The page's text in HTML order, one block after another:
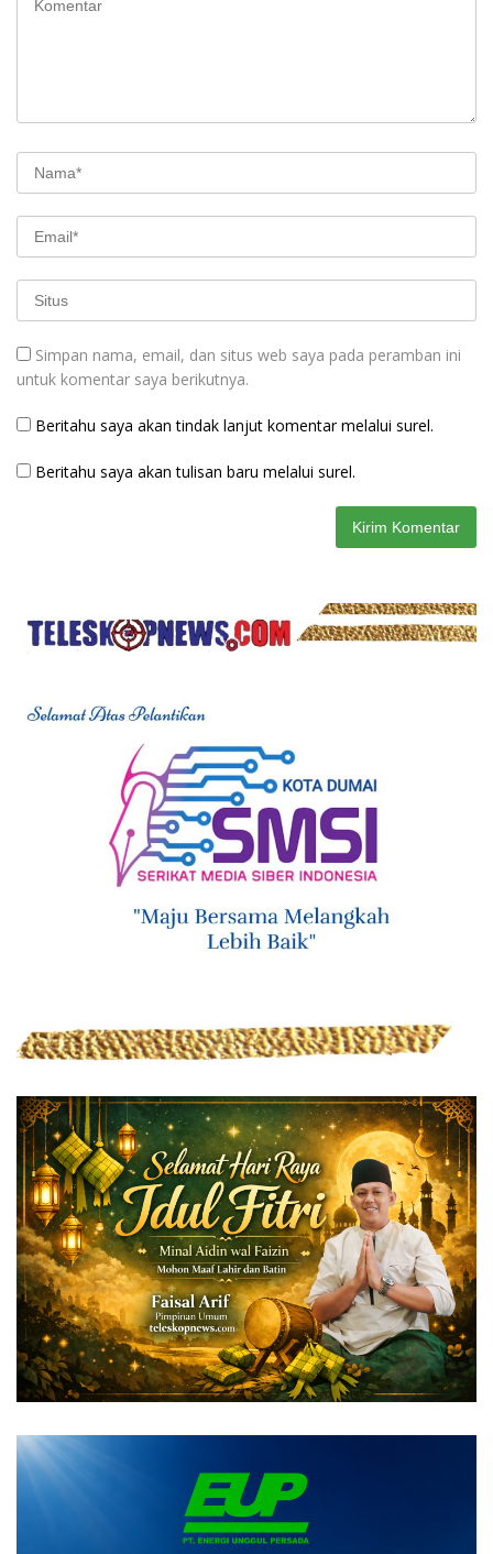
Simpan nama, email, dan situs web saya pada peramban ini
untuk komentar saya berikutnya.
Beritahu saya akan tindak lanjut komentar melalui surel.
Beritahu saya akan tulisan baru melalui surel.